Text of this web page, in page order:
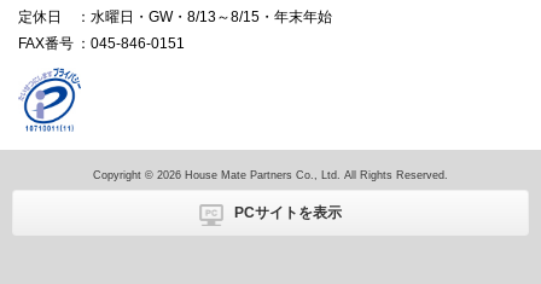
定休日
水曜日・GW・8/13～8/15・年末年始
FAX番号
045-846-0151
Copyright © 2026 House Mate Partners Co., Ltd. All Rights Reserved.
PCサイトを表示